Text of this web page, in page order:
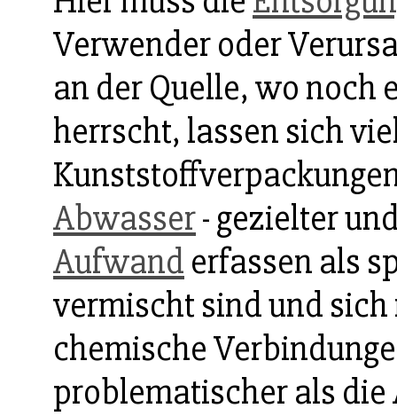
Verwender oder
an der Quelle, wo noch
herrscht, lassen sich
Abwasser- gezielter
Aufwand erfassen als
vermischt sind und
chemische
problematischer als die